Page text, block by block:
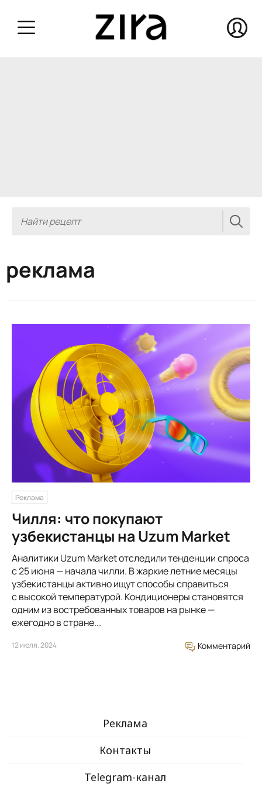
реклама
Реклама
Чилля: что покупают
узбекистанцы на Uzum Market
Аналитики Uzum Market отследили тенденции спроса
с 25 июня — начала чилли. В жаркие летние месяцы
узбекистанцы активно ищут способы справиться
с высокой температурой. Кондиционеры становятся
одним из востребованных товаров на рынке —
ежегодно в стране...
12 июля, 2024 Комментарий
Реклама
Контакты
Telegram-канал